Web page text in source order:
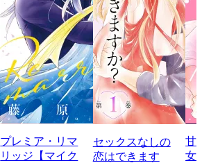
プレミア・リマ
リッジ【マイク
セックスなしの
恋はできます
甘
女